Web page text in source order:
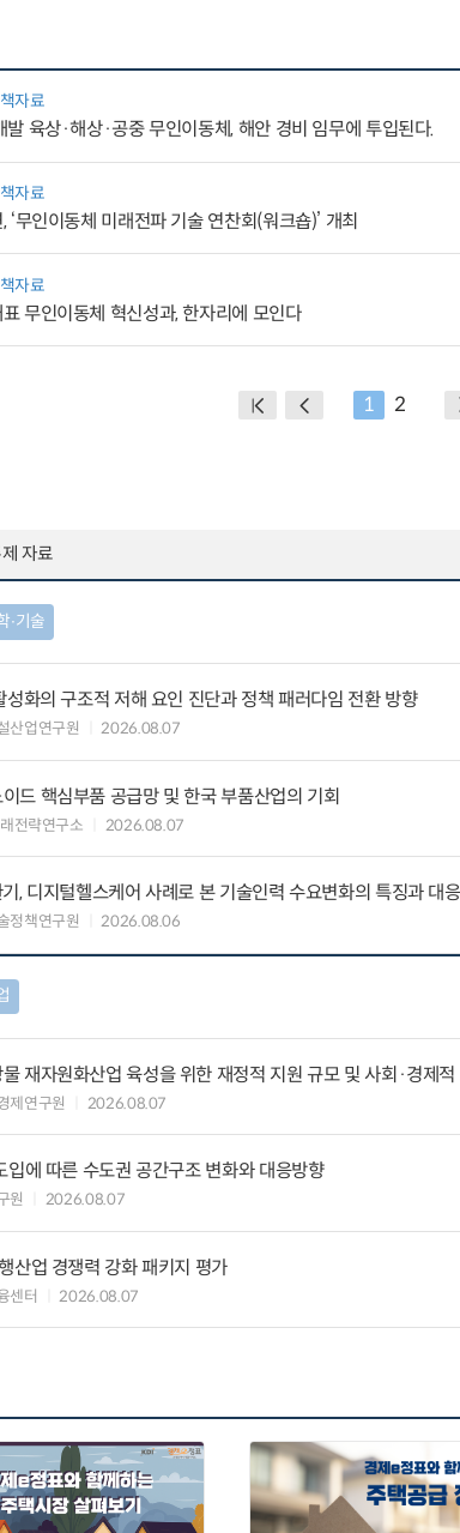
자료
발 육상·해상·공중 무인이동체, 해안 경비 임무에 투입된다.
자료
‘무인이동체 미래전파 기술 연찬회(워크숍)’ 개최
자료
무인이동체 혁신성과, 한자리에 모인다
1 2
자료
∙기술
성화의 구조적 저해 요인 진단과 정책 패러다임 전환 방향
산업연구원 2026.08.07
드 핵심부품 공급망 및 한국 부품산업의 기회
전략연구소 2026.08.07
, 디지털헬스케어 사례로 본 기술인력 수요변화의 특징과 대
정책연구원 2026.08.06
재자원화산업 육성을 위한 재정적 지원 규모 및 사회·경제
제연구원 2026.08.07
입에 따른 수도권 공간구조 변화와 대응방향
원 2026.08.07
산업 경쟁력 강화 패키지 평가
센터 2026.08.07